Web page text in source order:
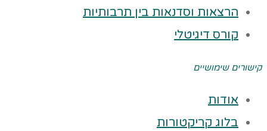
הרצאות וסדנאות בין תרבותיות
קורס דיגיטלי
קישורים שימושיים
אודות
בלוג קריקטורות